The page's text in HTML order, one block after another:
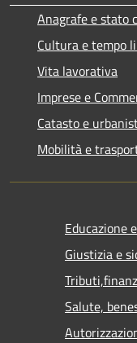
Anagrafe e stato
Cultura e tempo
Vita lavorativa
Imprese e
Catasto e
Mobilità e
Educazione
Giustizia e
Salute,